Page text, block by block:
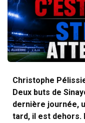
Christophe
Deux buts de
dernière journée,
tard, il est dehors.